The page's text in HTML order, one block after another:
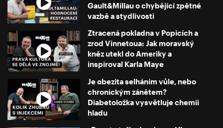
Gault&Millau o chybějící zpětné
vazbě a stydlivosti
Ztracená pokladna v Popicích a
zrod Vinnetoua: Jak moravský
kněz utekl do Ameriky a
inspiroval Karla Maye
Je obezita selháním vůle, nebo
chronickým zánětem?
Diabetoložka vysvětluje chemii
hladu